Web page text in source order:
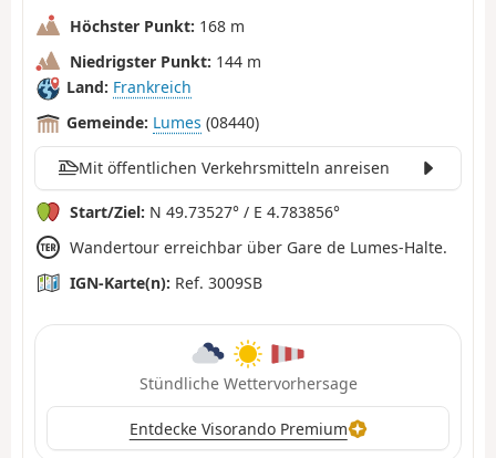
Höchster Punkt: 168 m
Niedrigster Punkt: 144 m
Land: Frankreich
Gemeinde: Lumes (08440)
Mit öffentlichen Verkehrsmitteln anreisen
Start/Ziel: N 49.73527° / E 4.783856°
Wandertour erreichbar über Gare de Lumes-Halte.
IGN-Karte(n): Ref. 3009SB
Stündliche Wettervorhersage
Entdecke Visorando Premium